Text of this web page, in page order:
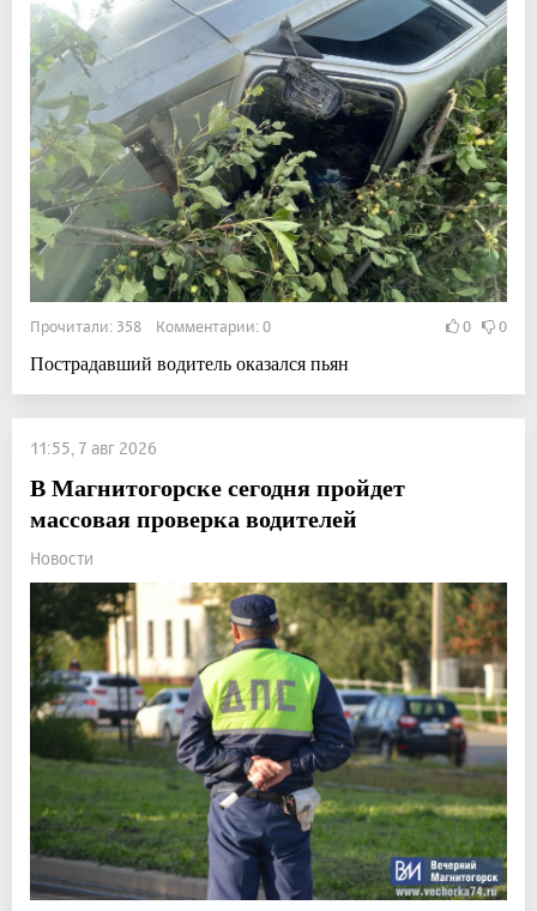
Прочитали: 358 Комментарии: 0 0 0
Пострадавший водитель оказался пьян
11:55, 7 авг 2026
В Магнитогорске сегодня пройдет
массовая проверка водителей
Новости